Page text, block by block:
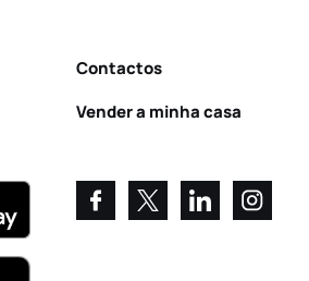
Contactos
Vender a minha casa